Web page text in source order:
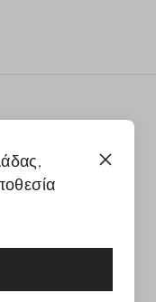
συλλογές και
έκπτωση 10%.